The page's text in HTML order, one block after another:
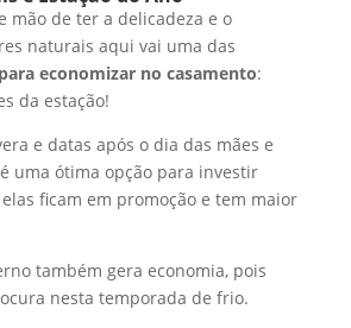
mão de ter a delicadeza e o
naturais aqui vai uma das
economizar no casamento:
da estação!
e datas após o dia das mães e
uma ótima opção para investir
ficam em promoção e tem maior
também gera economia, pois
nesta temporada de frio.